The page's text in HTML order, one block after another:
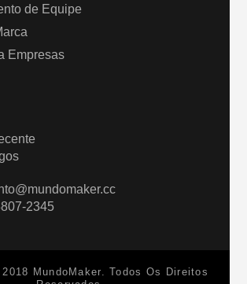
de Equipe
Empresas
2345
MundoMaker. Todos Os Direitos